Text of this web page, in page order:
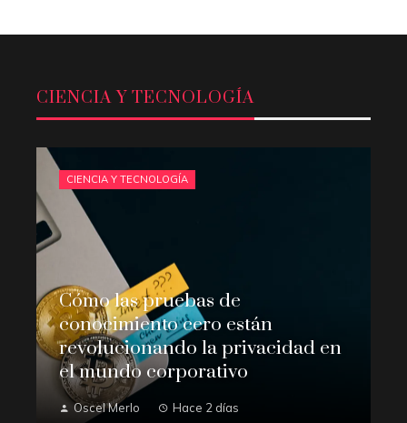
CIENCIA Y TECNOLOGÍA
CIENCIA Y TECNOLOGÍA
Cómo las pruebas de
conocimiento cero están
revolucionando la privacidad en
el mundo corporativo
Oscel Merlo Hace 2 días